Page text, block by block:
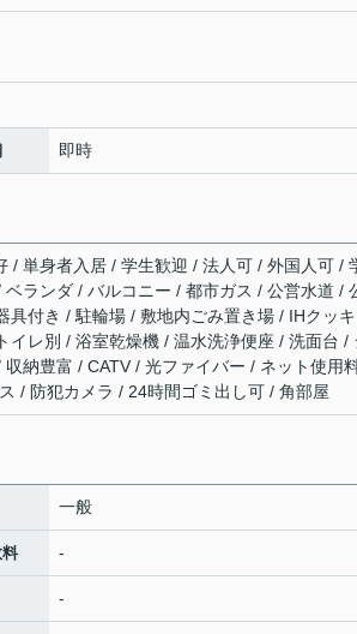
即時
/ 単身者入居 / 学生歓迎 / 法人可 / 外国人可 /
ランダ / バルコニー / 都市ガス / 公営水道 /
付き / 駐輪場 / 敷地内ごみ置き場 / IHクッ
レ別 / 浴室乾燥機 / 温水洗浄便座 / 洗面台 /
納豊富 / CATV / 光ファイバー / ネット使用
/ 防犯カメラ / 24時間ゴミ出し可 / 角部屋
一般
-
-